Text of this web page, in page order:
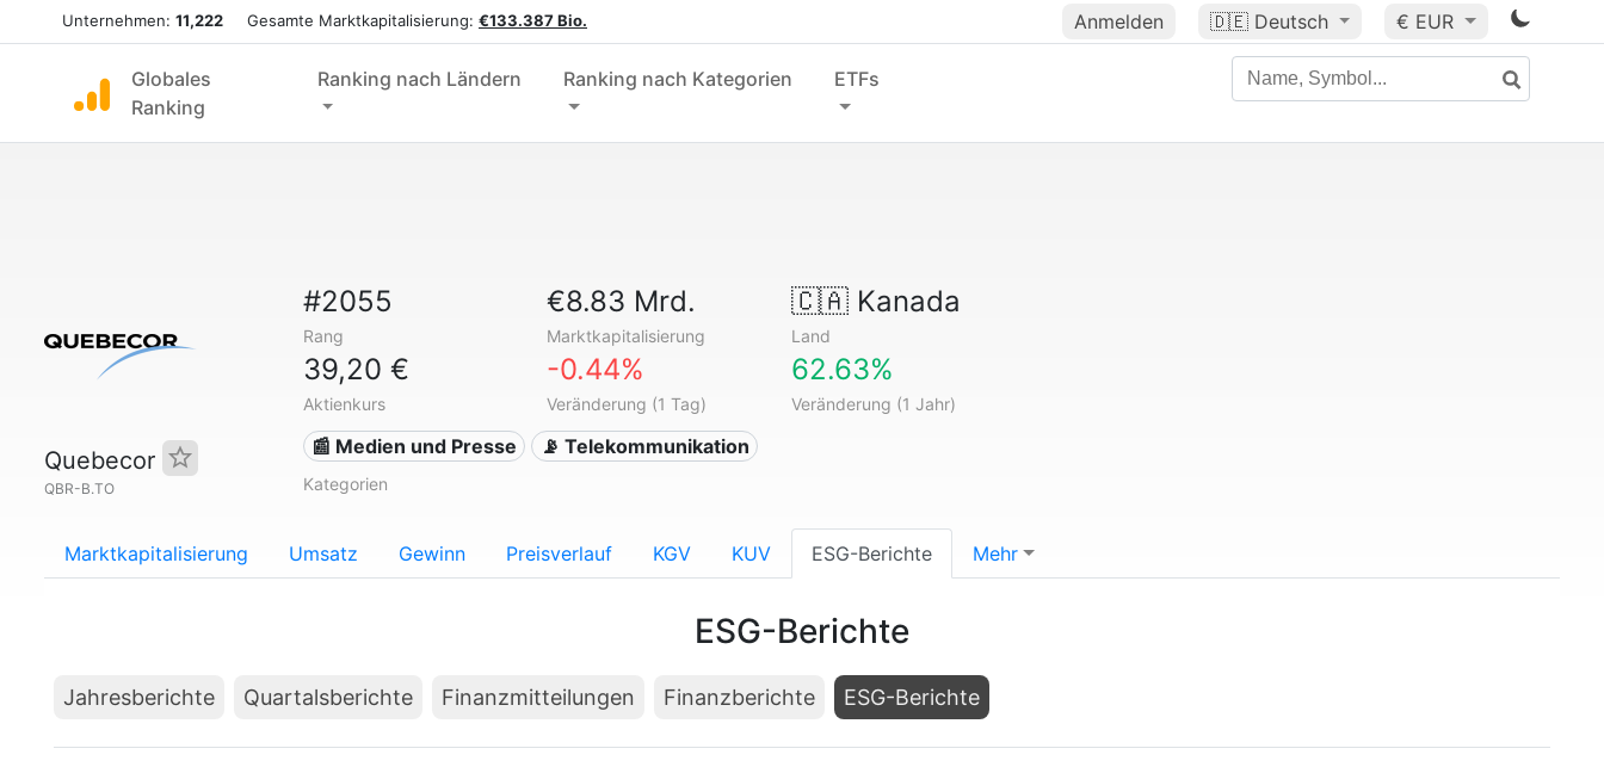
Unternehmen: 11,222 Gesamte Marktkapitalisierung: €133.387 Bio. Anmelden 🇩🇪 Deutsch € EUR
Globales
Ranking
Ranking nach Ländern Ranking nach Kategorien ETFs
Quebecor
QBR-B.TO
#2055
Rang
€8.83 Mrd.
Marktkapitalisierung
🇨🇦Kanada
Land
39,20 €
Aktienkurs
-0.44%
Veränderung (1 Tag)
62.63%
Veränderung (1 Jahr)
📰 Medien und Presse 📡 Telekommunikation
Kategorien
Marktkapitalisierung Umsatz Gewinn Preisverlauf KGV KUV ESG-Berichte Mehr
ESG-Berichte
Jahresberichte Quartalsberichte Finanzmitteilungen Finanzberichte ESG-Berichte